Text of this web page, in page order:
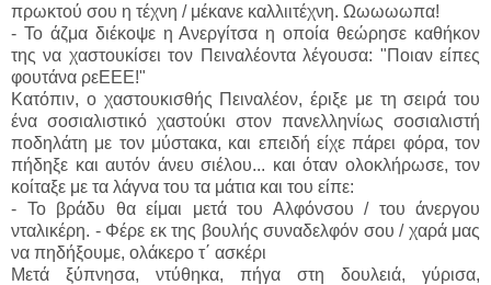
πρωκτού σου η τέχνη / μέκανε καλλιιτέχνη. Ωωωωωπα!
- Το άζμα διέκοψε η Ανεργίτσα η οποία θεώρησε καθήκον
της να χαστουκίσει τον Πειναλέοντα λέγουσα: "Ποιαν είπες
φουτάνα ρεΕΕΕ!"
Κατόπιν, ο χαστουκισθής Πειναλέον, έριξε με τη σειρά του
ένα σοσιαλιστικό χαστούκι στον πανελληνίως σοσιαλιστή
ποδηλάτη με τον μύστακα, και επειδή είχε πάρει φόρα, τον
πήδηξε και αυτόν άνευ σιέλου... και όταν ολοκλήρωσε, τον
κοίταξε με τα λάγνα του τα μάτια και του είπε:
- Το βράδυ θα είμαι μετά του Αλφόνσου / του άνεργου
νταλικέρη. - Φέρε εκ της βουλής συναδελφόν σου / χαρά μας
να πηδήξουμε, ολάκερο τ΄ ασκέρι
Μετά ξύπνησα, ντύθηκα, πήγα στη δουλειά, γύρισα,